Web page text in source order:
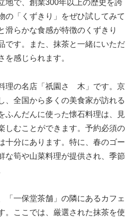
地で、創業300年以上の歴史を誇
の「くずきり」をぜひ試してみて
滑らかな食感が特徴のくずきり
です。また、抹茶と一緒にいただ
を感じられます。
理の名店「祇園さゝ木」です。京
、全国から多くの美食家が訪れる
ふんだんに使った懐石料理は、見
しむことができます。予約必須の
十分にあります。特に、春のゴー
な筍や山菜料理が提供され、季節
「一保堂茶舗」の隣にあるカフェ
。ここでは、厳選された抹茶を使